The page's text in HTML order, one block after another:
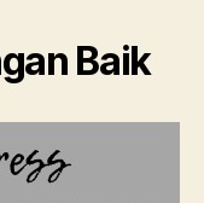
Baik